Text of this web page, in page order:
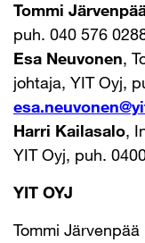
Tommi
puh. 040 576
Esa Neuvonen,
johtaja, YIT Oyj,
Harri Kailasalo,
YIT Oyj, puh.
YIT OYJ
Tommi Järvenpää